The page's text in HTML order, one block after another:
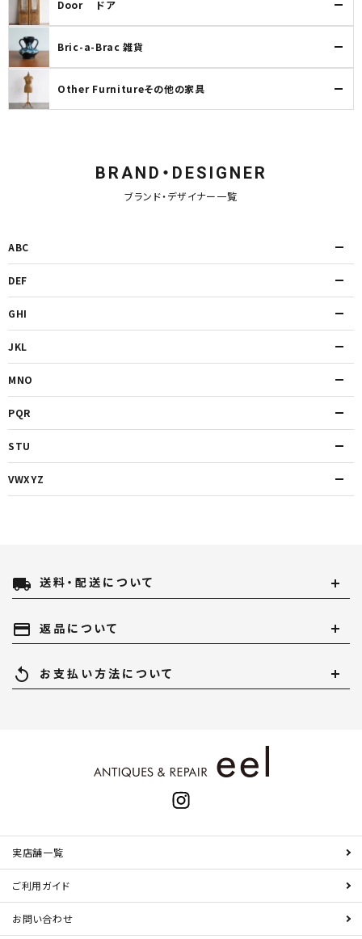
Door ドア
Bric-a-Brac 雑貨
Other Furnitureその他の家具
BRAND・DESIGNER
ブランド・デザイナー一覧
ABC
DEF
GHI
JKL
MNO
PQR
STU
VWXYZ
local_shipping 送料・配送について
payment 返品について
replay お支払い方法について
実店舗一覧
ご利用ガイド
お問い合わせ